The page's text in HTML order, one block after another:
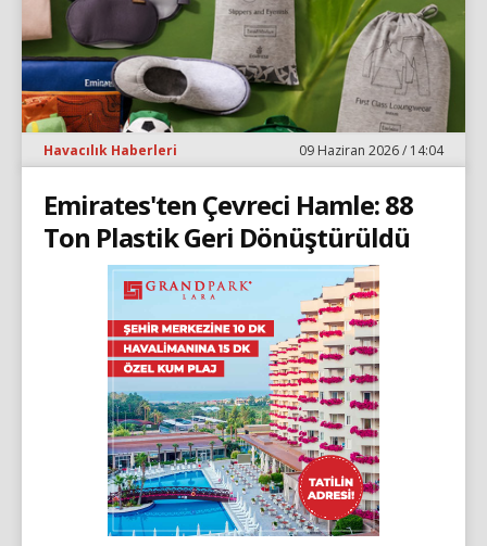
Havacılık Haberleri 09 Haziran 2026 / 14:04
Emirates'ten Çevreci Hamle: 88
Ton Plastik Geri Dönüştürüldü